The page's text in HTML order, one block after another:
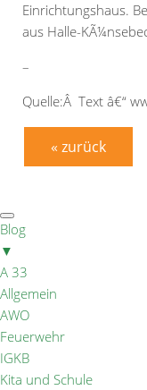
Einrichtungshaus.
aus Halle-
–
Quelle:Â Text â€“
« zurück
Blog
▼
A 33
Allgemein
AWO
Feuerwehr
IGKB
Kita und Schule